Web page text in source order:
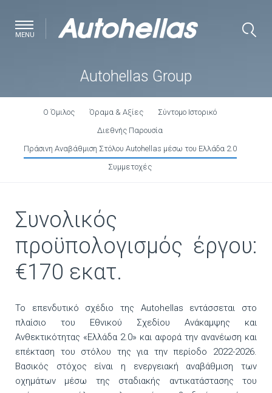
MENU
Autohellas Group
Ο Όμιλος Όραμα & Αξίες
Σύντομο Ιστορικό
Διεθνής Παρουσία
Πράσινη Αναβάθμιση Στόλου Autohellas μέσω του Ελλάδα 2.0
Συμμετοχές
Συνολικός
προϋπολογισμός έργου:
€170 εκατ.
Το επενδυτικό σχέδιο της Autohellas εντάσσεται στο
πλαίσιο του Εθνικού Σχεδίου Ανάκαμψης και
Ανθεκτικότητας «Ελλάδα 2.0» και αφορά την ανανέωση και
επέκταση του στόλου της για την περίοδο 2022-2026.
Βασικός στόχος είναι η ενεργειακή αναβάθμιση των
οχημάτων μέσω της σταδιακής αντικατάστασης του